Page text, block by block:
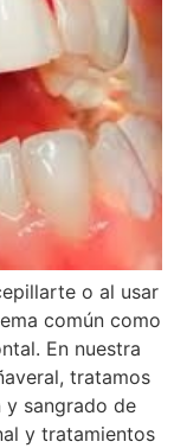
o al usar
común como
En nuestra
tratamos
y sangrado de
y tratamientos